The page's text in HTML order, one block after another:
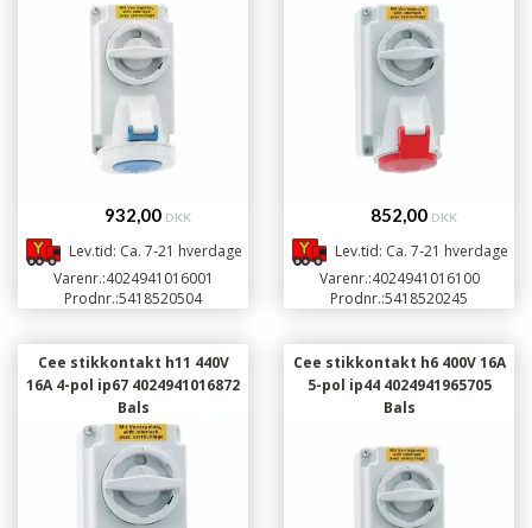
932,00 DKK
Lev.tid: Ca. 7-21 hverdage
Varenr.:4024941016001
Prodnr.:5418520504
852,00 DKK
Lev.tid: Ca. 7-21 hverdage
Varenr.:4024941016100
Prodnr.:5418520245
Cee stikkontakt h11 440V
16A 4-pol ip67 4024941016872
Bals
Cee stikkontakt h6 400V 16A
5-pol ip44 4024941965705
Bals